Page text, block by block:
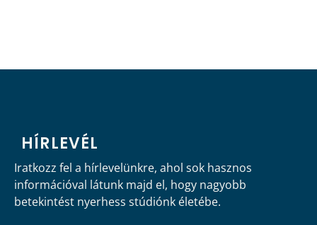
HÍRLEVÉL
Iratkozz fel a hírlevelünkre, ahol sok hasznos
információval látunk majd el, hogy nagyobb
betekintést nyerhess stúdiónk életébe.